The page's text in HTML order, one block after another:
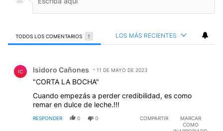
TODOS LOS COMENTARIOS 1 LOS MÁS RECIENTES
IC Isidoro Cañones 11 DE MAYO DE 2023
"CORTA LA BOCHA"
Cuando empezás a perder credibilidad, es como
remar en dulce de leche.!!!
RESPONDER 0 0 COMPARTIR
MARCAR
COMO